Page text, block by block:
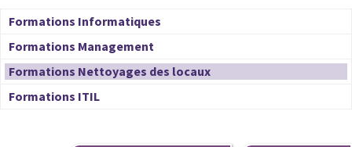
Formations Informatiques
Formations Management
Formations Nettoyages des locaux
Formations ITIL